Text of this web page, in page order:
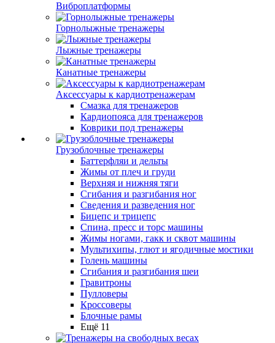
Виброплатформы
Горнолыжные тренажеры
Лыжные тренажеры
Канатные тренажеры
Аксессуары к кардиотренажерам
Смазка для тренажеров
Кардиопояса для тренажеров
Коврики под тренажеры
Грузоблочные тренажеры
Баттерфляи и дельты
Жимы от плеч и груди
Верхняя и нижняя тяги
Сгибания и разгибания ног
Сведения и разведения ног
Бицепс и трицепс
Спина, пресс и торс машины
Жимы ногами, гакк и сквот машины
Мультихипы, глют и ягодичные мостики
Голень машины
Сгибания и разгибания шеи
Гравитроны
Пулловеры
Кроссоверы
Блочные рамы
Ещё 11